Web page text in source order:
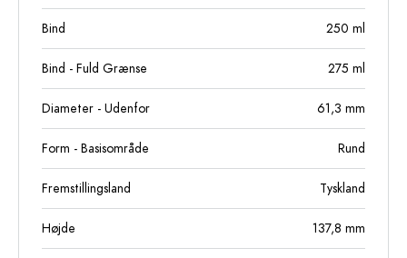
Bind 250 ml
Bind - Fuld Grænse 275 ml
Diameter - Udenfor 61,3 mm
Form - Basisområde Rund
Fremstillingsland Tyskland
Højde 137,8 mm